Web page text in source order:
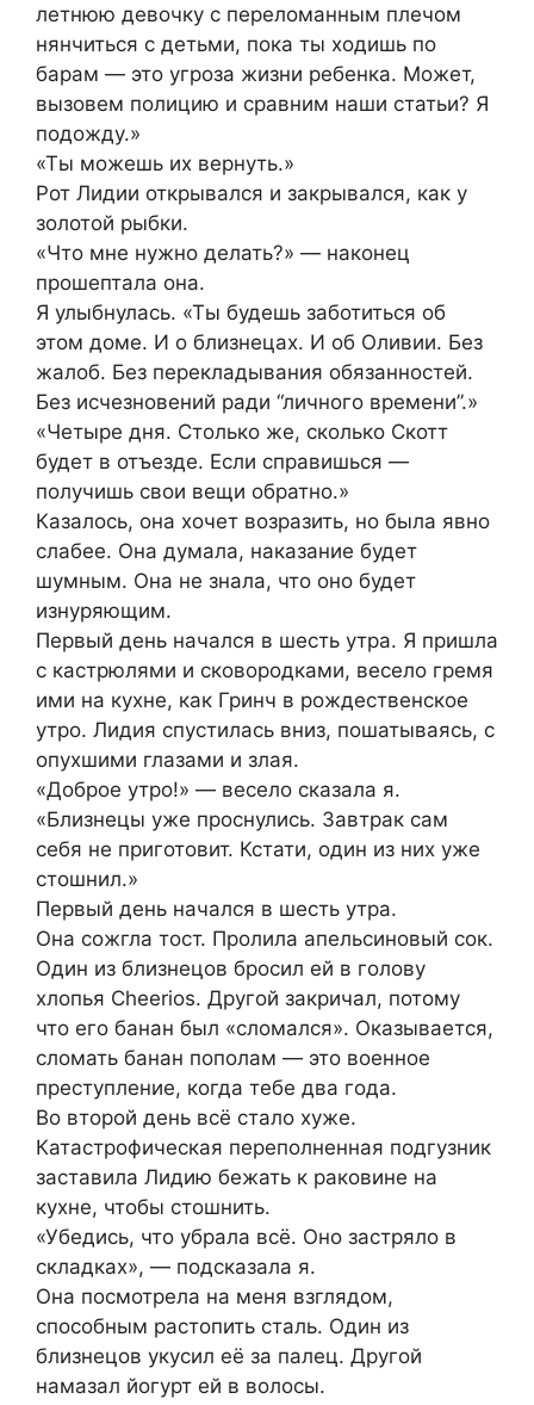
летнюю девочку с переломанным плечом
нянчиться с детьми, пока ты ходишь по
барам — это угроза жизни ребенка. Может,
вызовем полицию и сравним наши статьи? Я
подожду.»
«Ты можешь их вернуть.»
Рот Лидии открывался и закрывался, как у
золотой рыбки.
«Что мне нужно делать?» — наконец
прошептала она.
Я улыбнулась. «Ты будешь заботиться об
этом доме. И о близнецах. И об Оливии. Без
жалоб. Без перекладывания обязанностей.
Без исчезновений ради “личного времени”.»
«Четыре дня. Столько же, сколько Скотт
будет в отъезде. Если справишься —
получишь свои вещи обратно.»
Казалось, она хочет возразить, но была явно
слабее. Она думала, наказание будет
шумным. Она не знала, что оно будет
изнуряющим.
Первый день начался в шесть утра. Я пришла
с кастрюлями и сковородками, весело гремя
ими на кухне, как Гринч в рождественское
утро. Лидия спустилась вниз, пошатываясь, с
опухшими глазами и злая.
«Доброе утро!» — весело сказала я.
«Близнецы уже проснулись. Завтрак сам
себя не приготовит. Кстати, один из них уже
стошнил.»
Первый день начался в шесть утра.
Она сожгла тост. Пролила апельсиновый сок.
Один из близнецов бросил ей в голову
хлопья Cheerios. Другой закричал, потому
что его банан был «сломался». Оказывается,
сломать банан пополам — это военное
преступление, когда тебе два года.
Во второй день всё стало хуже.
Катастрофическая переполненная подгузник
заставила Лидию бежать к раковине на
кухне, чтобы стошнить.
«Убедись, что убрала всё. Оно застряло в
складках», — подсказала я.
Она посмотрела на меня взглядом,
способным растопить сталь. Один из
близнецов укусил её за палец. Другой
намазал йогурт ей в волосы.